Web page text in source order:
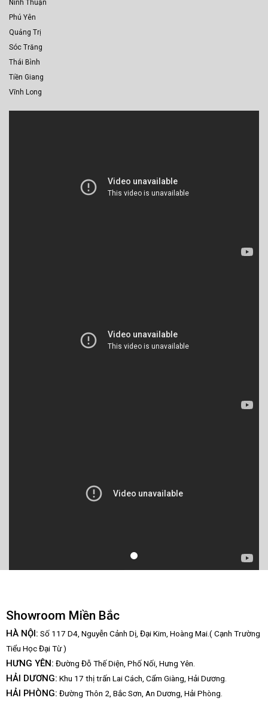
Ninh Thuận
Phú Yên
Quảng Trị
Sóc Trăng
Thái Bình
Tiền Giang
Vĩnh Long
Showroom Miền Bắc
HÀ NỘI: Số 117 D4, Nguyễn Cảnh Dị, Đại Kim, Hoàng Mai.( Cạnh Trường
Tiểu Học Đại Từ )
HƯNG YÊN: Đường Đỗ Thế Diện, Phố Nối, Hưng Yên.
HẢI DƯƠNG: Khu 17 thị trấn Lai Cách, Cẩm Giàng, Hải Dương.
HẢI PHÒNG: Đường Thôn 2, Bắc Sơn, An Dương, Hải Phòng.